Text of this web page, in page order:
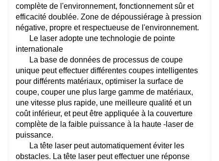
complète de l'environnement, fonctionnement sûr et
efficacité doublée. Zone de dépoussiérage à pression
négative, propre et respectueuse de l'environnement.
Le laser adopte une technologie de pointe
internationale
La base de données de processus de coupe
unique peut effectuer différentes coupes intelligentes
pour différents matériaux, optimiser la surface de
coupe, couper une plus large gamme de matériaux,
une vitesse plus rapide, une meilleure qualité et un
coût inférieur, et peut être appliquée à la couverture
complète de la faible puissance à la haute -laser de
puissance.
La tête laser peut automatiquement éviter les
obstacles. La tête laser peut effectuer une réponse